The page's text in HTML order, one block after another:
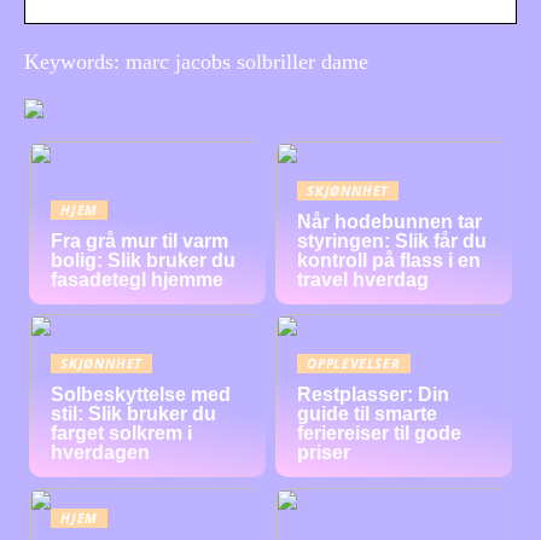
Keywords: marc jacobs solbriller dame
HJEM
Fra grå mur til varm
bolig: Slik bruker du
fasadetegl hjemme
SKJØNNHET
Når hodebunnen tar
styringen: Slik får du
kontroll på flass i en
travel hverdag
SKJØNNHET
Solbeskyttelse med
stil: Slik bruker du
farget solkrem i
hverdagen
OPPLEVELSER
Restplasser: Din
guide til smarte
feriereiser til gode
priser
HJEM